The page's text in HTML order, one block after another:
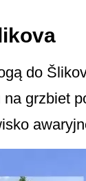
do
grzbiet